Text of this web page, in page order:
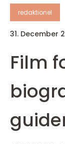
redaktionel
31. December
Film